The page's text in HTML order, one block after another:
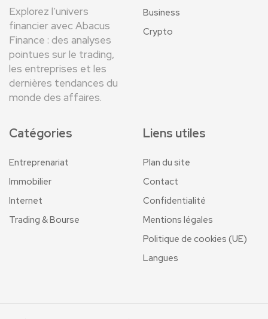
Explorez l’univers
financier avec Abacus
Finance : des analyses
pointues sur le trading,
les entreprises et les
dernières tendances du
monde des affaires.
Business
Crypto
Catégories
Entreprenariat
Immobilier
Internet
Trading & Bourse
Liens utiles
Plan du site
Contact
Confidentialité
Mentions légales
Politique de cookies (UE)
Langues